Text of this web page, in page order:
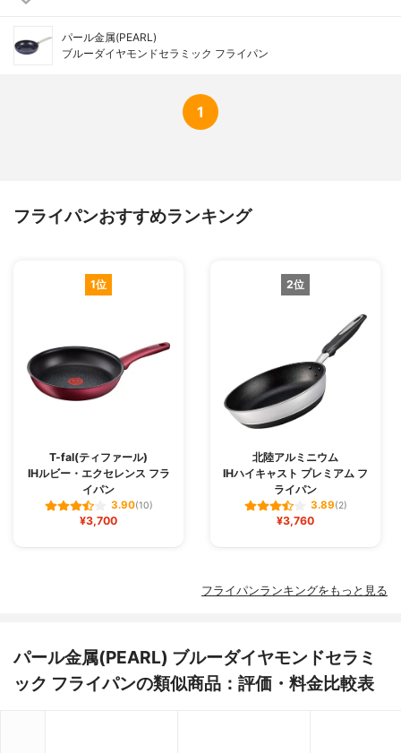
パール金属(PEARL)
ブルーダイヤモンドセラミック フライパン
1
フライパンおすすめランキング
1位
T-fal(ティファール)
IHルビー・エクセレンス フラ
イパン
3.90(10)
¥3,700
2位
北陸アルミニウム
IHハイキャスト プレミアム フ
ライパン
3.89(2)
¥3,760
フライパンランキングをもっと見る
パール金属(PEARL) ブルーダイヤモンドセラミ
ック フライパンの類似商品：評価・料金比較表